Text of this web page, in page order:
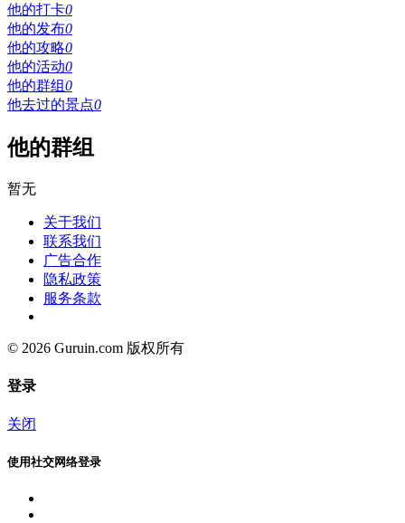
他的打卡0
他的发布0
他的攻略0
他的活动0
他的群组0
他去过的景点0
他的群组
暂无
关于我们
联系我们
广告合作
隐私政策
服务条款
© 2026 Guruin.com 版权所有
登录
关闭
使用社交网络登录